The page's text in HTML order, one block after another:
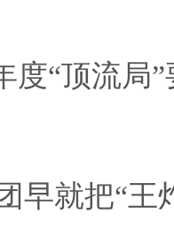
度“顶流局
早就把“王